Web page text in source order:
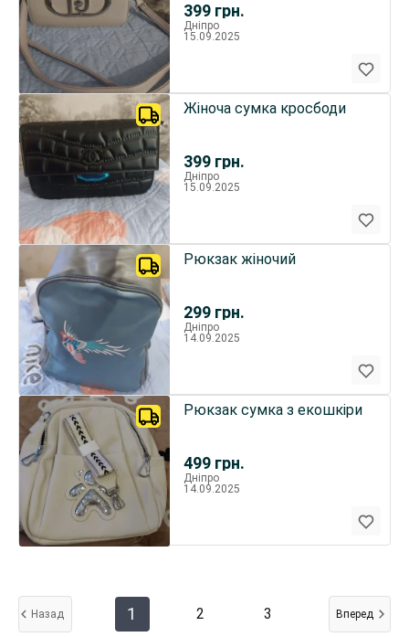
399 грн.
Дніпро
15.09.2025
399 грн.
Жіноча сумка кросбоди
Дніпро
15.09.2025
299 грн.
Рюкзак жіночий
Дніпро
14.09.2025
499 грн.
Рюкзак сумка з екошкіри
Дніпро
14.09.2025
Назад 1 2 3 Вперед